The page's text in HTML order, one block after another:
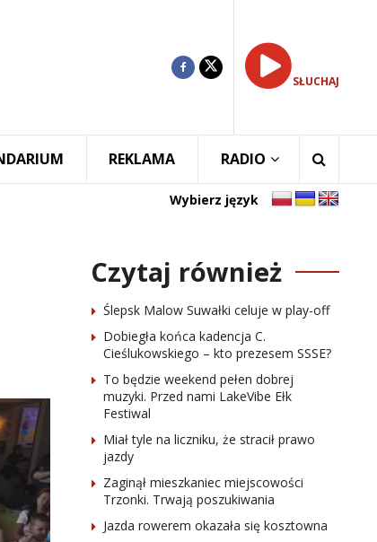
SŁUCHAJ
REKLAMA RADIO
Wybierz język
Czytaj również
Ślepsk Malow Suwałki celuje w play-off
Dobiegła końca kadencja C.
Cieślukowskiego – kto prezesem SSSE?
To będzie weekend pełen dobrej
muzyki. Przed nami LakeVibe Ełk
Festiwal
Miał tyle na liczniku, że stracił prawo
jazdy
Zaginął mieszkaniec miejscowości
Trzonki. Trwają poszukiwania
Jazda rowerem okazała się kosztowna